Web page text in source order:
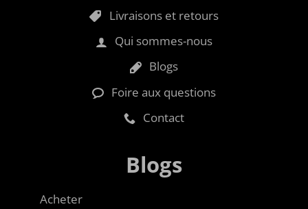
Livraisons et retours
Qui sommes-nous
Blogs
Foire aux questions
Contact
Blogs
Acheter